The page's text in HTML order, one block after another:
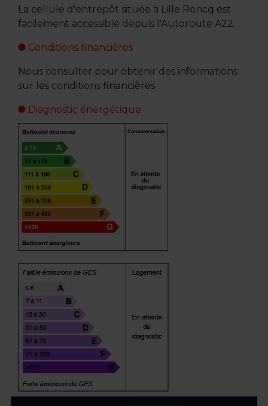
La cellule d'entrepôt située à Lille Roncq est
facilement accessible depuis l'Autoroute A22.
Conditions financières
Nous consulter pour obtenir des informations
sur les conditions financières
Diagnostic énergétique